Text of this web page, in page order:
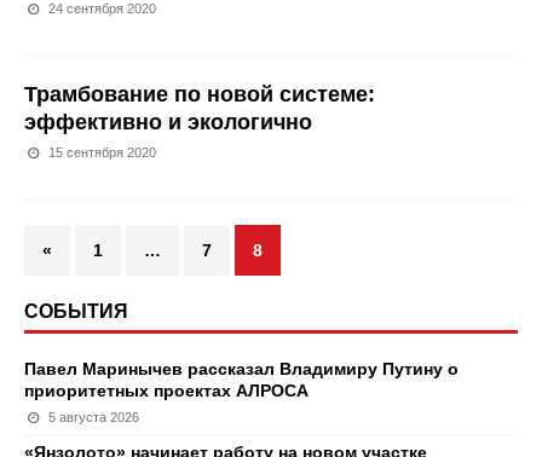
24 сентября 2020
Трамбование по новой системе:
эффективно и экологично
15 сентября 2020
« 1 … 7 8
СОБЫТИЯ
Павел Маринычев рассказал Владимиру Путину о
приоритетных проектах АЛРОСА
5 августа 2026
«Янзолото» начинает работу на новом участке